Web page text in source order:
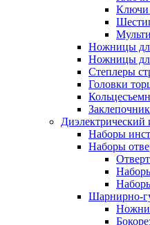
Ключи
Ножницы
Ножницы
Степлеры
Головки
Диэлектрический
Наборы
Наборы
Шарнирно-